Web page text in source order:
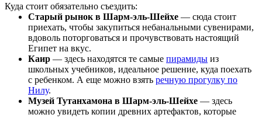
Куда стоит обязательно съездить:
Старый рынок в Шарм-эль-Шейхе — сюда стоит
приехать, чтобы закупиться небанальными сувенирами,
вдоволь поторговаться и прочувствовать настоящий
Египет на вкус.
Каир — здесь находятся те самые пирамиды из
школьных учебников, идеальное решение, куда поехать
с ребенком. А еще можно взять речную прогулку по
Нилу.
Музей Тутанхамона в Шарм-эль-Шейхе — здесь
можно увидеть копии древних артефактов, которые